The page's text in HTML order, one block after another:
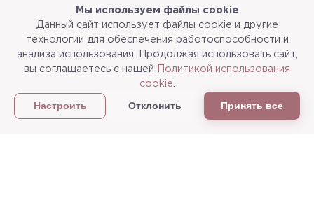
Мы используем файлы cookie
Данный сайт использует файлы cookie и другие
технологии для обеспечения работоспособности и
анализа использования. Продолжая использовать сайт,
вы соглашаетесь с нашей
Политикой использования
cookie
Настроить Отклонить Принять все
Каталог О компании
3d-тур
Сотрудничество Доставка и упаковка
Политика конфиденциальности